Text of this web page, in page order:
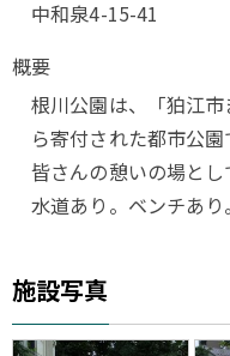
中和泉4-15-41
概要
根川公園は、「狛江
ら寄付された都市公園
皆さんの憩いの場とし
水道あり。ベンチあり。
施設写真